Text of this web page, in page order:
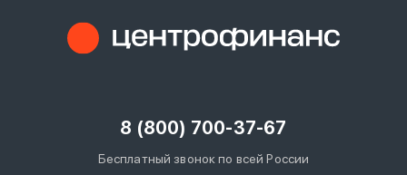
8 (800) 700-37-67
Бесплатный звонок по всей России